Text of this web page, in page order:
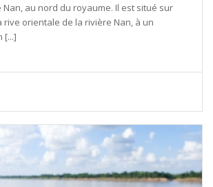
Nan, au nord du royaume. Il est situé sur
rive orientale de la rivière Nan, à un
[...]